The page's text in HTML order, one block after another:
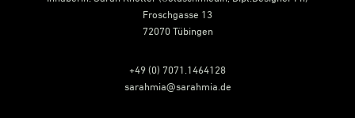
Froschgasse 13
72070 Tübingen
+49 (0) 7071.1464128
sarahmia@sarahmia.de